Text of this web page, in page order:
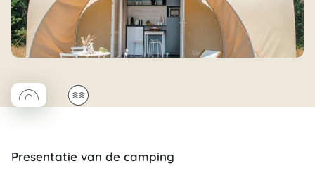
◯Coco rond🌊
Presentatie van de camping